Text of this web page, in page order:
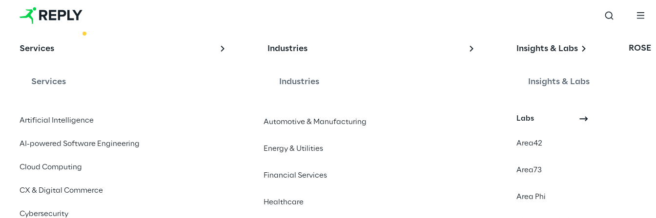
Services
Services
Artificial Intelligence
AI-powered Software Engineering
Cloud Computing
CX & Digital Commerce
Cybersecurity
Industries
Industries
Automotive & Manufacturing
Energy & Utilities
Financial Services
Healthcare
Insights & Labs
Insights & Labs
Labs
Area42
Area73
Area Phi
ROSE
Anonimizzare i dati finanziari con il
finanziari possono proteggere informazioni personali